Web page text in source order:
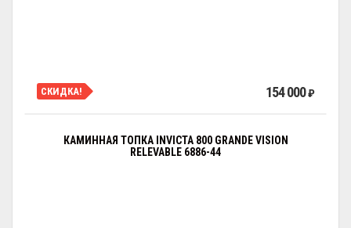
СКИДКА! 154 000₽
КАМИННАЯ ТОПКА INVICTA 800 GRANDE VISION
RELEVABLE 6886-44